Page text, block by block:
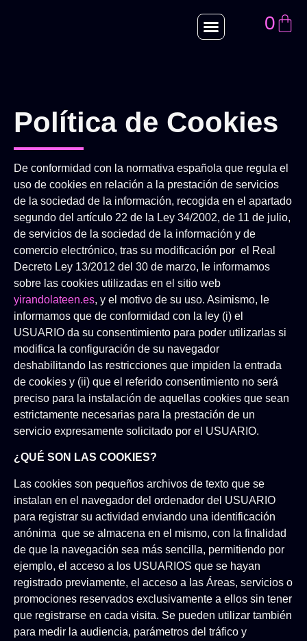
0
Política de Cookies
De conformidad con la normativa española que regula el
uso de cookies en relación a la prestación de servicios
de la sociedad de la información, recogida en el apartado
segundo del artí­culo 22 de la Ley 34/2002, de 11 de julio,
de servicios de la sociedad de la información y de
comercio electrónico, tras su modificación por el Real
Decreto Ley 13/2012 del 30 de marzo, le informamos
sobre las cookies utilizadas en el sitio web
yirandolateen.es, y el motivo de su uso. Asimismo, le
informamos que de conformidad con la ley (i) el
USUARIO da su consentimiento para poder utilizarlas si
modifica la configuración de su navegador
deshabilitando las restricciones que impiden la entrada
de cookies y (ii) que el referido consentimiento no será
preciso para la instalación de aquellas cookies que sean
estrictamente necesarias para la prestación de un
servicio expresamente solicitado por el USUARIO.
¿QUÉ SON LAS COOKIES?
Las cookies son pequeños archivos de texto que se
instalan en el navegador del ordenador del USUARIO
para registrar su actividad enviando una identificación
anónima que se almacena en el mismo, con la finalidad
de que la navegación sea más sencilla, permitiendo por
ejemplo, el acceso a los USUARIOS que se hayan
registrado previamente, el acceso a las Áreas, servicios o
promociones reservados exclusivamente a ellos sin tener
que registrarse en cada visita. Se pueden utilizar también
para medir la audiencia, parámetros del tráfico y